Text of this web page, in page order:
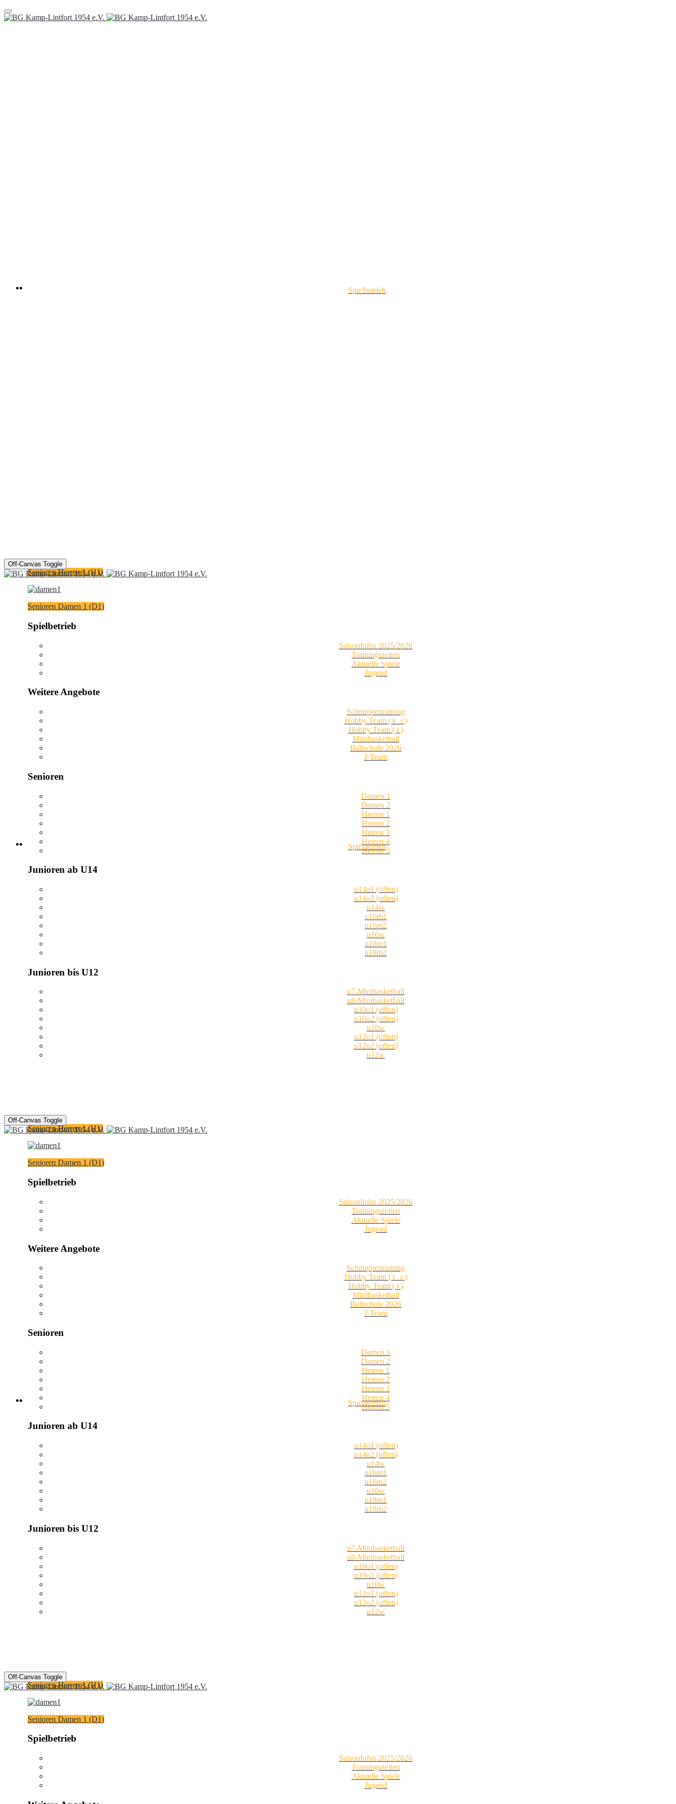
Spielbetrieb
Senioren Herren 1 (H1)
Senioren Damen 1 (D1)
Spielbetrieb
SaisonInfos 2025/2026
Trainingszeiten
Aktuelle Spiele
Jugend
Weitere Angebote
Schnuppertraining
Hobby Team (♀ ♂)
Hobby Team (♀)
Minibasketball
Ballschule 2026
J-Team
Senioren
Damen 1
Damen 2
Herren 1
Herren 2
Herren 3
Herren 4
Herren 5
Junioren ab U14
u14o1 (offen)
u14o2 (offen)
u14w
u16m1
u16m2
u16w
u18m1
u18m2
Junioren bis U12
u7-Minibasketball
u8-Minibasketball
u10o1 (offen)
u10o2 (offen)
u10w
u12o1 (offen)
u12o2 (offen)
u12w
Off-Canvas Toggle
Spielbetrieb
Senioren Herren 1 (H1)
Senioren Damen 1 (D1)
Spielbetrieb
SaisonInfos 2025/2026
Trainingszeiten
Aktuelle Spiele
Jugend
Weitere Angebote
Schnuppertraining
Hobby Team (♀ ♂)
Hobby Team (♀)
Minibasketball
Ballschule 2026
J-Team
Senioren
Damen 1
Damen 2
Herren 1
Herren 2
Herren 3
Herren 4
Herren 5
Junioren ab U14
u14o1 (offen)
u14o2 (offen)
u14w
u16m1
u16m2
u16w
u18m1
u18m2
Junioren bis U12
u7-Minibasketball
u8-Minibasketball
u10o1 (offen)
u10o2 (offen)
u10w
u12o1 (offen)
u12o2 (offen)
u12w
Off-Canvas Toggle
Spielbetrieb
Senioren Herren 1 (H1)
Senioren Damen 1 (D1)
Spielbetrieb
SaisonInfos 2025/2026
Trainingszeiten
Aktuelle Spiele
Jugend
Off-Canvas Toggle